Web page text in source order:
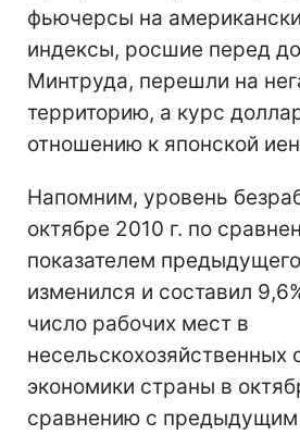
фьючерсы на
индексы, росшие перед
Минтруда, перешли на
территорию, а курс
отношению к японской
Напомним, уровень
октябре 2010 г. по
показателем
изменился и составил
число рабочих мест в
несельскохозяйственных
экономики страны в
сравнению с